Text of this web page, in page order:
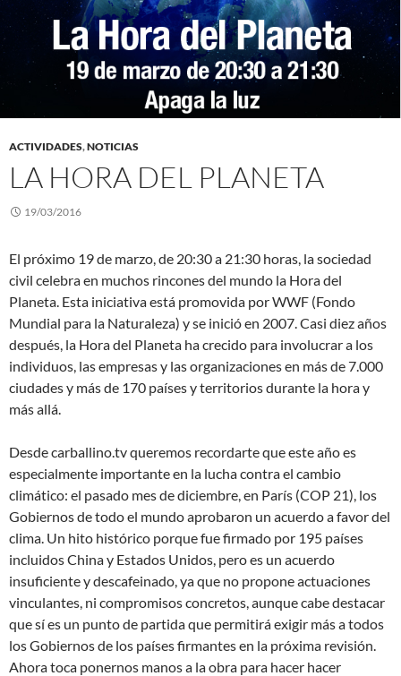
ACTIVIDADES,NOTICIAS
LA HORA DEL PLANETA
19/03/2016
El próximo 19 de marzo, de 20:30 a 21:30 horas, la sociedad
civil celebra en muchos rincones del mundo la Hora del
Planeta. Esta iniciativa está promovida por WWF (Fondo
Mundial para la Naturaleza) y se inició en 2007. Casi diez años
después, la Hora del Planeta ha crecido para involucrar a los
individuos, las empresas y las organizaciones en más de 7.000
ciudades y más de 170 países y territorios durante la hora y
más allá.
Desde carballino.tv queremos recordarte que este año es
especialmente importante en la lucha contra el cambio
climático: el pasado mes de diciembre, en París (COP 21), los
Gobiernos de todo el mundo aprobaron un acuerdo a favor del
clima. Un hito histórico porque fue firmado por 195 países
incluidos China y Estados Unidos, pero es un acuerdo
insuficiente y descafeinado, ya que no propone actuaciones
vinculantes, ni compromisos concretos, aunque cabe destacar
que sí es un punto de partida que permitirá exigir más a todos
los Gobiernos de los países firmantes en la próxima revisión.
Ahora toca ponernos manos a la obra para hacer hacer